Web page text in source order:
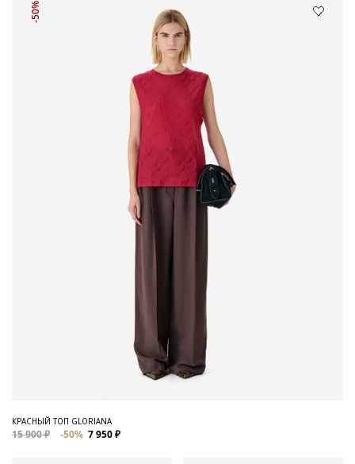
-50%
КРАСНЫЙ ТОП GLORIANA
15 900 ₽ -50% 7 950 ₽